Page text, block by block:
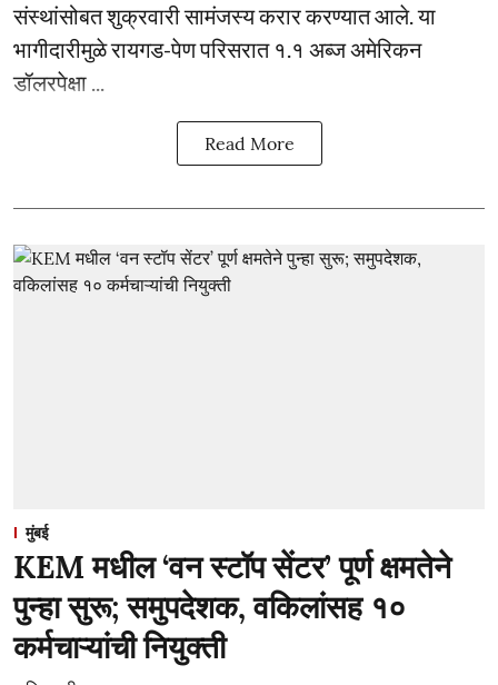
संस्थांसोबत शुक्रवारी सामंजस्य करार करण्यात आले. या
भागीदारीमुळे रायगड-पेण परिसरात १.१ अब्ज अमेरिकन
डॉलरपेक्षा ...
Read More
मुंबई
KEM मधील ‘वन स्टॉप सेंटर’ पूर्ण क्षमतेने
पुन्हा सुरू; समुपदेशक, वकिलांसह १०
कर्मचाऱ्यांची नियुक्ती